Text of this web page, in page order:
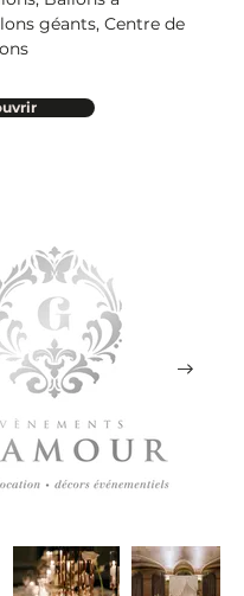
géants, Centre de